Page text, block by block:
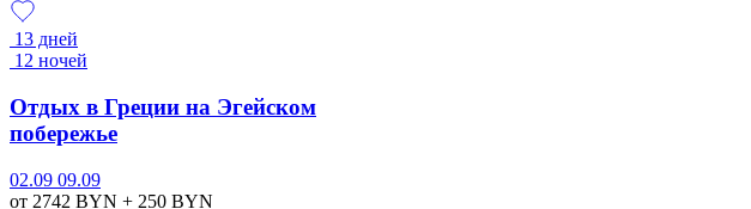
13 дней
12 ночей
Отдых в Греции на Эгейском
побережье
02.09 09.09
от 2742 BYN + 250 BYN